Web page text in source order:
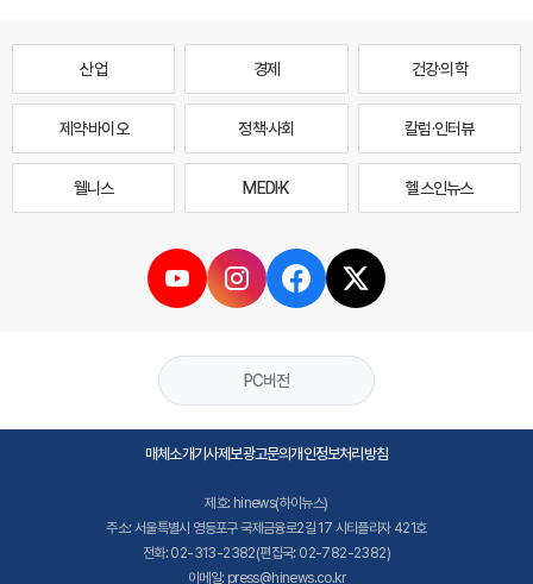
산업 경제 건강·의학
제약·바이오 정책·사회 칼럼·인터뷰
웰니스 MEDI·K 헬스인뉴스
PC버전
매체소개기사제보광고문의개인정보처리방침
제호: hinews(하이뉴스)
주소: 서울특별시 영등포구 국제금융로2길 17 시티플라자 421호
전화: 02-313-2382(편집국: 02-782-2382)
이메일: press@hinews.co.kr